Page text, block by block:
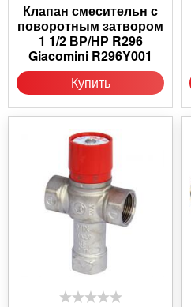
Клапан смесительн с
поворотным затвором
1 1/2 ВР/НР R296
Giacomini R296Y001
Купить